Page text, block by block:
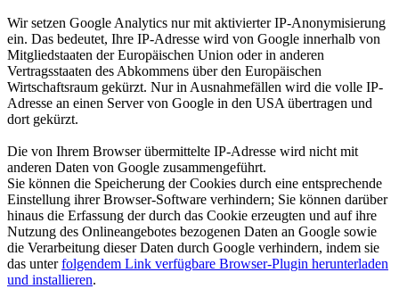
Wir setzen Google Analytics nur mit aktivierter IP-Anonymisierung
ein. Das bedeutet, Ihre IP-Adresse wird von Google innerhalb von
Mitgliedstaaten der Europäischen Union oder in anderen
Vertragsstaaten des Abkommens über den Europäischen
Wirtschaftsraum gekürzt. Nur in Ausnahmefällen wird die volle IP-
Adresse an einen Server von Google in den USA übertragen und
dort gekürzt.
Die von Ihrem Browser übermittelte IP-Adresse wird nicht mit
anderen Daten von Google zusammengeführt.
Sie können die Speicherung der Cookies durch eine entsprechende
Einstellung ihrer Browser-Software verhindern; Sie können darüber
hinaus die Erfassung der durch das Cookie erzeugten und auf ihre
Nutzung des Onlineangebotes bezogenen Daten an Google sowie
die Verarbeitung dieser Daten durch Google verhindern, indem sie
das unterfolgendem Link verfügbare Browser-Plugin herunterladen
und installieren.